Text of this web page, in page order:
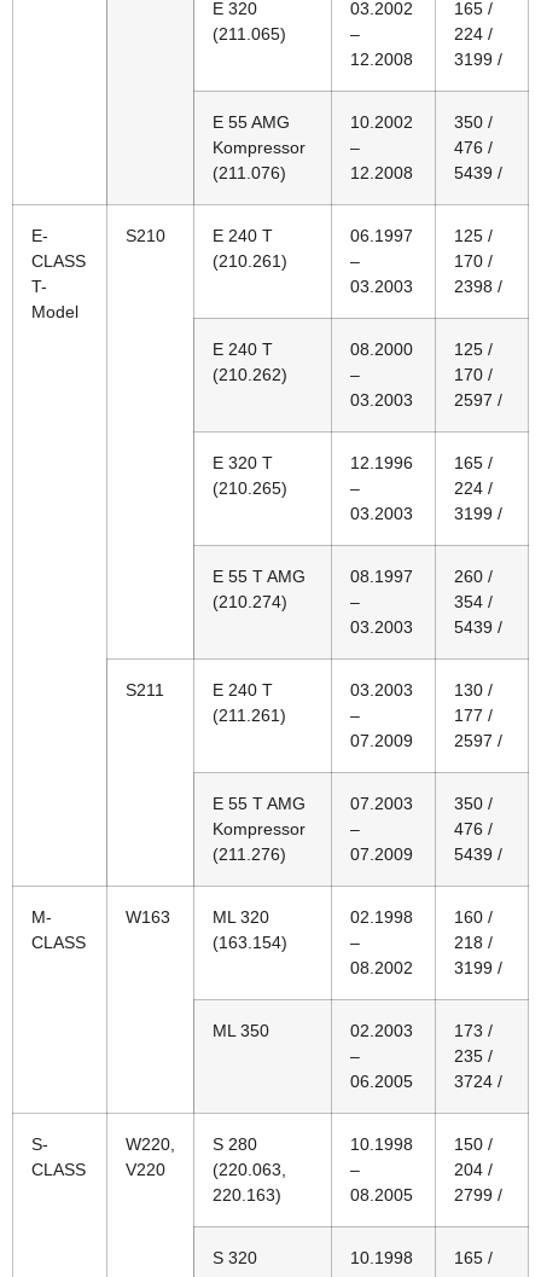
E 320
(211.065)
03.2002
–
12.2008
165 /
224 /
3199 /
E 55 AMG
Kompressor
(211.076)
10.2002
–
12.2008
350 /
476 /
5439 /
E-
CLASS
T-
Model
S210
E 240 T
(210.261)
06.1997
–
03.2003
125 /
170 /
2398 /
E 240 T
(210.262)
08.2000
–
03.2003
125 /
170 /
2597 /
E 320 T
(210.265)
12.1996
–
03.2003
165 /
224 /
3199 /
E 55 T AMG
(210.274)
08.1997
–
03.2003
260 /
354 /
5439 /
S211
E 240 T
(211.261)
03.2003
–
07.2009
130 /
177 /
2597 /
E 55 T AMG
Kompressor
(211.276)
07.2003
–
07.2009
350 /
476 /
5439 /
M-
CLASS
W163
ML 320
(163.154)
02.1998
–
08.2002
160 /
218 /
3199 /
ML 350
02.2003
–
06.2005
173 /
235 /
3724 /
S-
CLASS
W220,
V220
S 280
(220.063,
220.163)
10.1998
–
08.2005
150 /
204 /
2799 /
S 320
10.1998
165 /